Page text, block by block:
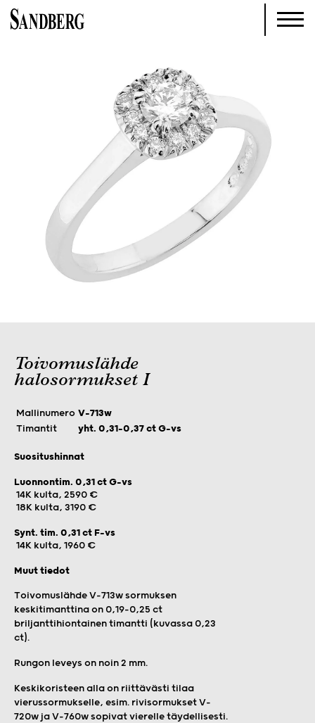
Toivomuslähde
halosormukset I
Mallinumero V-713w
Timantit
yht. 0,31–0,37 ct G-vs
Suositushinnat
Luonnontim. 0,31 ct G-vs
14K kulta, 2590 €
18K kulta, 3190 €
Synt. tim. 0,31 ct F-vs
14K kulta, 1960 €
Muut tiedot
Toivomuslähde V-713w sormuksen
keskitimanttina on 0,19–0,25 ct
briljanttihiontainen timantti (kuvassa 0,23
ct).
Rungon leveys on noin 2 mm.
Keskikoristeen alla on riittävästi tilaa
vierussormukselle, esim. rivisormukset V-
720w ja V-760w sopivat vierelle täydellisesti.